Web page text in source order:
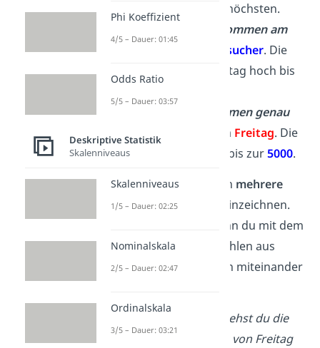
Dort ist die Säule am höchsten.
Wie viele Besucher kommen am
2000 Besucher. Die
Säule reicht am Dienstag hoch bis
An welchem Tag kommen genau
5000 Besucher
→ Am Freitag. Die
Säule geht dort hoch bis zur5000.
Übrigens:Du kannst auch mehrere
Säulenfür einen x-Wert einzeichnen.
Das machst du dann, wenn du mit dem
Diagramm in Mathe Anzahlen aus
verschiedenen Kategorien miteinander
: Im Diagramm siehst du die
Besucherzahlen des
von Freitag
Phi Koeffizient
4/5 – Dauer: 01:45
Odds Ratio
5/5 – Dauer: 03:57
Deskriptive Statistik
Skalenniveaus
Skalenniveaus
1/5 – Dauer: 02:25
Nominalskala
2/5 – Dauer: 02:47
Ordinalskala
3/5 – Dauer: 03:21